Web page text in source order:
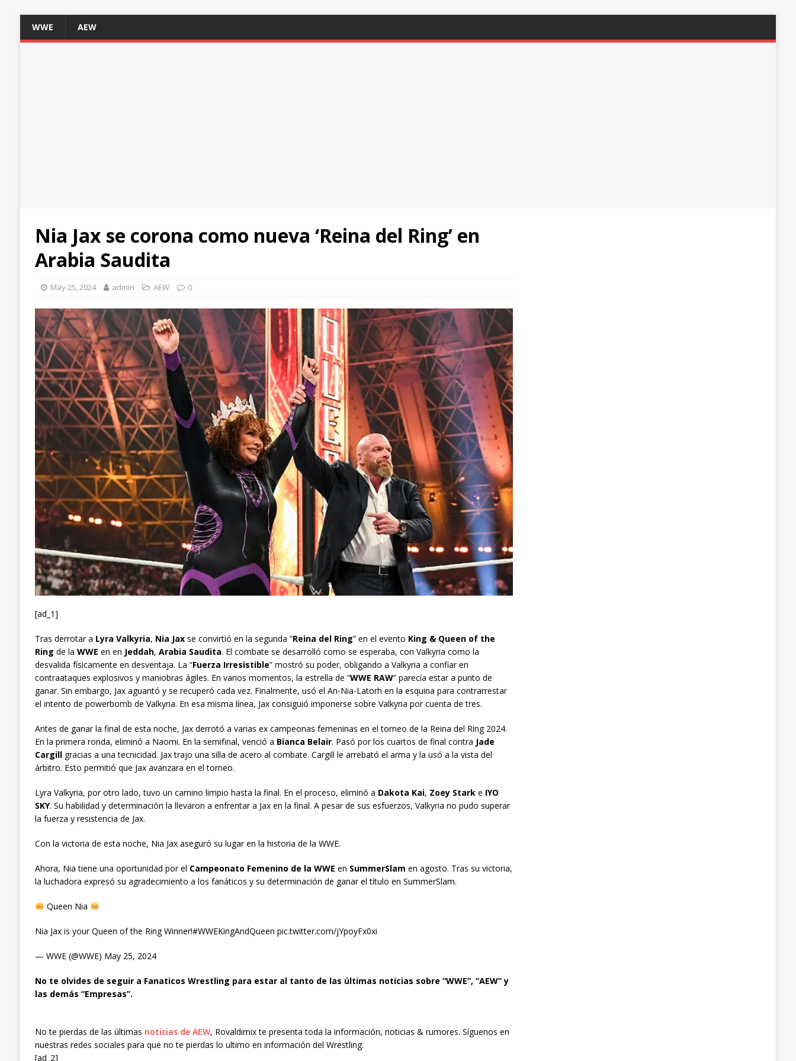
WWE AEW
Nia Jax se corona como nueva ‘Reina del Ring’ en
Arabia Saudita
May 25, 2024 admin AEW 0
[ad_1]
Tras derrotar a Lyra Valkyria, Nia Jaxse convirtió en la segunda “Reina del Ring” en el evento King & Queen of the
Ring de la WWE en en Jeddah, Arabia Saudita. El combate se desarrolló como se esperaba, con Valkyria como la
desvalida físicamente en desventaja. La “Fuerza Irresistible” mostró su poder, obligando a Valkyria a confiar en
contraataques explosivos y maniobras ágiles. En varios momentos, la estrella de “WWE RAW” parecía estar a punto de
ganar. Sin embargo, Jax aguantó y se recuperó cada vez. Finalmente, usó el An-Nia-Latorh en la esquina para contrarrestar
el intento de powerbomb de Valkyria. En esa misma línea, Jax consiguió imponerse sobre Valkyria por cuenta de tres.
Antes de ganar la final de esta noche, Jax derrotó a varias ex campeonas femeninas en el torneo de la Reina del Ring 2024.
En la primera ronda, eliminó a Naomi. En la semifinal, venció a Bianca Belair. Pasó por los cuartos de final contra Jade
Cargillgracias a una tecnicidad. Jax trajo una silla de acero al combate. Cargill le arrebató el arma y la usó a la vista del
árbitro. Esto permitió que Jax avanzara en el torneo.
Lyra Valkyria, por otro lado, tuvo un camino limpio hasta la final. En el proceso, eliminó a Dakota Kai, Zoey Starke IYO
SKY. Su habilidad y determinación la llevaron a enfrentar a Jax en la final. A pesar de sus esfuerzos, Valkyria no pudo superar
la fuerza y resistencia de Jax.
Con la victoria de esta noche, Nia Jax aseguró su lugar en la historia de la WWE.
Ahora, Nia tiene una oportunidad por el Campeonato Femenino de la WWE en SummerSlam en agosto. Tras su victoria,
la luchadora expresó su agradecimiento a los fanáticos y su determinación de ganar el título en SummerSlam.
Queen Nia
Nia Jax is your Queen of the Ring Winner!#WWEKingAndQueen pic.twitter.com/jYpoyFx0xi
— WWE (@WWE) May 25, 2024
No te olvides de seguir a Fanaticos Wrestling para estar al tanto de las últimas noticias sobre “WWE”, “AEW” y
las demás “Empresas”.
No te pierdas de las últimas noticias de AEW, Rovaldimix te presenta toda la información, noticias & rumores. Síguenos en
nuestras redes sociales para que no te pierdas lo ultimo en información del Wrestling.
[ad_2]